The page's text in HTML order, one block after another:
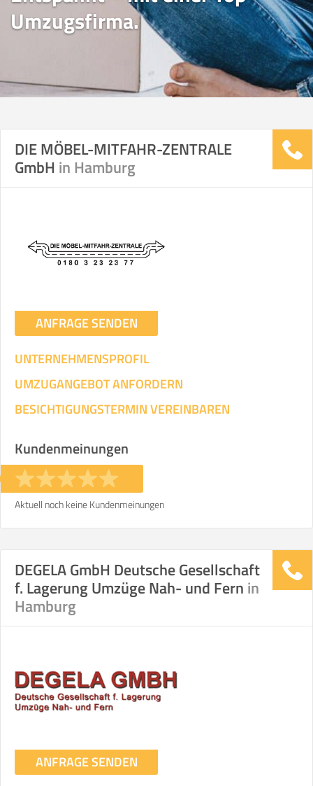
Umzugsfirma.
DIE MÖBEL-MITFAHR-ZENTRALE
GmbH in Hamburg
ANFRAGE SENDEN
UNTERNEHMENSPROFIL
UMZUGANGEBOT ANFORDERN
BESICHTIGUNGSTERMIN VEREINBAREN
Kundenmeinungen
Aktuell noch keine Kundenmeinungen
DEGELA GmbH Deutsche Gesellschaft
f. Lagerung Umzüge Nah- und Fern in
Hamburg
ANFRAGE SENDEN